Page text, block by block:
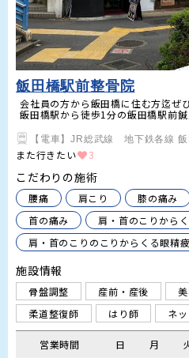
飯田橋駅前整骨院
会社員の方から飯田橋に住む方迄ぜ
飯田橋駅から徒歩1分の飯田橋駅前
【電車】JR総武線　地下鉄各線
また行きたい 3
こだわりの施術
腰痛 肩こり 膝の痛み
首の痛み
肩・首のこりから
肩・首のこりのこりからくる眼精
施設情報
骨盤調整 産前・産後
柔道整復師
はり師 ネ
営業時間 日 月